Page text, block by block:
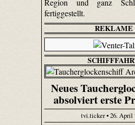
Region und ganz
fertiggestellt.
REKLAME
Neues
absolviert erste
tvi.ticker • 26. April